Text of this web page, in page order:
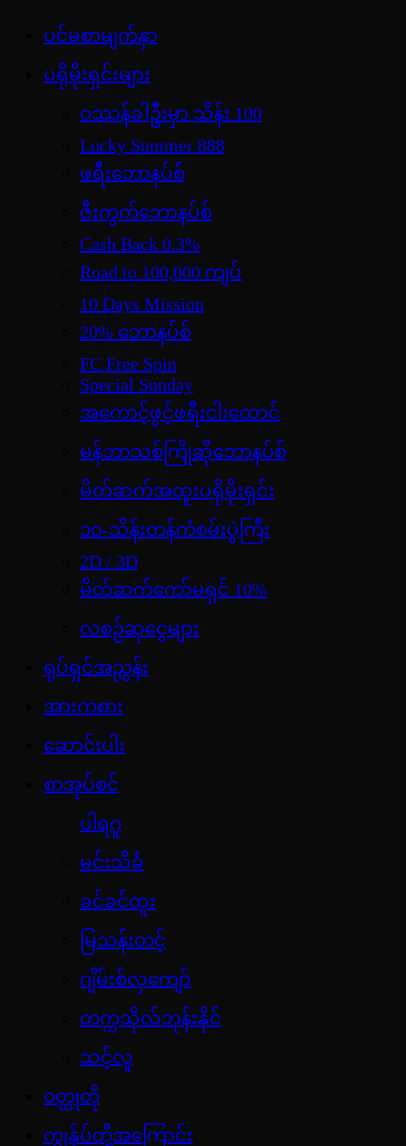
content
jdbKX News
အားကစားသတင်း | ရုပ်ရှင်အညွှန်း | စာအုပ်စင် |
ဝတ္ထုတို
ပင်မစာမျက်နှာ
ပရိုမိုးရှင်းများ
ဝဿန်ခါဦးမှာ သိန်း 100
Lucky Summer 888
ဖရီးဘောနပ်စ်
ဇီးကွက်ဘောနပ်စ်
Cash Back 0.3%
Road to 100,000 ကျပ်
10 Days Mission
20% ဘောနပ်စ်
FC Free Spin
Special Sunday
အကောင့်ဖွင့်ဖရီးငါးထောင်
မန်ဘာသစ်ကြိုဆိုဘောနပ်စ်
မိတ်ဆက်အထူးပရိုမိုးရှင်း
၁၀-သိန်းတန်ကံစမ်းပွဲကြီး
2D / 3D
မိတ်ဆက်ကော်မရှင် 10%
လစဉ်ဆုငွေများ
ရုပ်ရှင်အညွှန်း
အားကစား
ဆောင်းပါး
စာအုပ်စင်
ပါရဂူ
မင်းသိင်္ခ
ခင်ခင်ထူး
မြသန်းတင့်
ဂျိမ်းစ်လှကျော်
တက္ကသိုလ်ဘုန်းနိုင်
သင့်လူ
ဝတ္ထုတို
ကျွန်ုပ်တို့အကြောင်း